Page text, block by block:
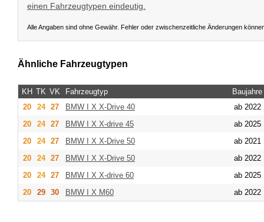
einen Fahrzeugtypen eindeutig.
Alle Angaben sind ohne Gewähr. Fehler oder zwischenzeitliche Änderungen
Ähnliche Fahrzeugtypen
KH TK VK Fahrzeugtyp
Baujahre
20
24 27 BMW I X X-Drive 40
ab 2022
20
24 27 BMW I X X-drive 45
ab 2025
20
24 27 BMW I X X-Drive 50
ab 2021
20
24 27 BMW I X X-Drive 50
ab 2022
20
24 27 BMW I X X-drive 60
ab 2025
20
29 30 BMW I X M60 ab 2022